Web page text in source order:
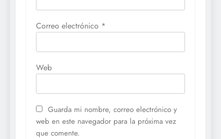
Correo electrónico *
Web
Guarda mi nombre, correo electrónico y
web en este navegador para la próxima vez
que comente.